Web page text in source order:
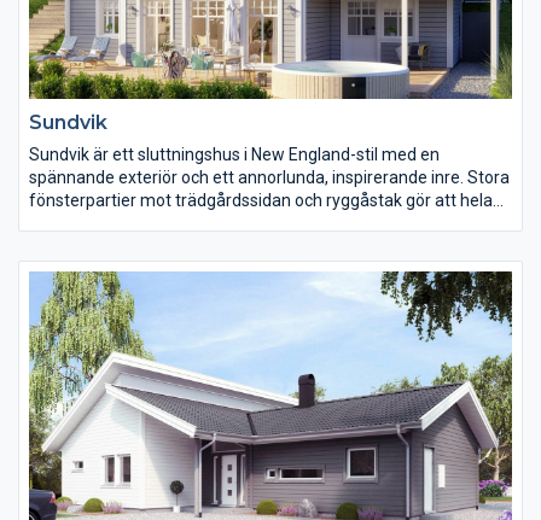
Sundvik
Sundvik är ett sluttningshus i New England-stil med en
spännande exteriör och ett annorlunda, inspirerande inre. Stora
fönsterpartier mot trädgårdssidan och ryggåstak gör att hela
entrésida och trädgård.